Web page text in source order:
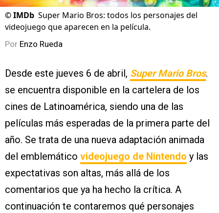
©IMDb Super Mario Bros: todos los personajes del
videojuego que aparecen en la película.
Por Enzo Rueda
Desde este jueves 6 de abril, Super Mario Bros.
se encuentra disponible en la cartelera de los
cines de Latinoamérica, siendo una de las
películas más esperadas de la primera parte del
año. Se trata de una nueva adaptación animada
del emblemático videojuego de Nintendo y las
expectativas son altas, más allá de los
comentarios que ya ha hecho la crítica. A
continuación te contaremos qué personajes